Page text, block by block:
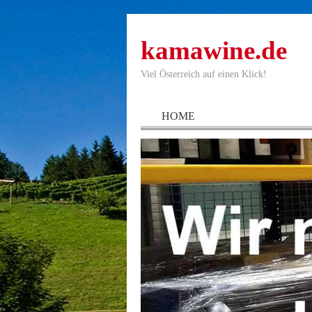
kamawine.de
Viel Österreich auf einen Klick!
HOME